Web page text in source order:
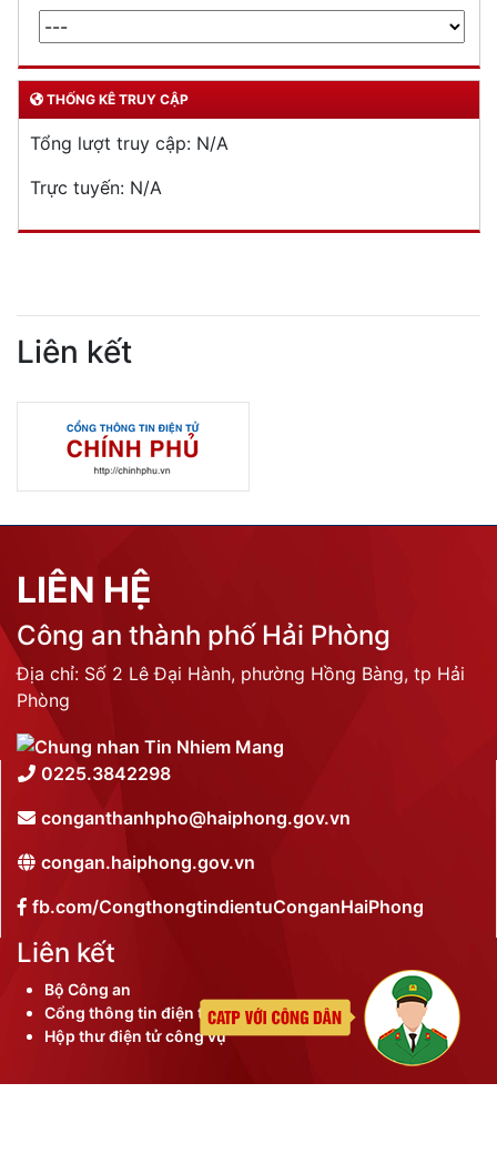
THỐNG KÊ TRUY CẬP
Tổng lượt truy cập: N/A
Trực tuyến: N/A
Liên kết
LIÊN HỆ
Công an thành phố Hải Phòng
Địa chỉ: Số 2 Lê Đại Hành, phường Hồng Bàng, tp Hải
Phòng
0225.3842298
conganthanhpho@haiphong.gov.vn
congan.haiphong.gov.vn
fb.com/CongthongtindientuConganHaiPhong
Liên kết
Bộ Công an
Cổng thông tin điện tử thành phố
Hộp thư điện tử công vụ